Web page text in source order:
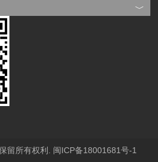
留所有权利. 闽ICP备18001681号-1